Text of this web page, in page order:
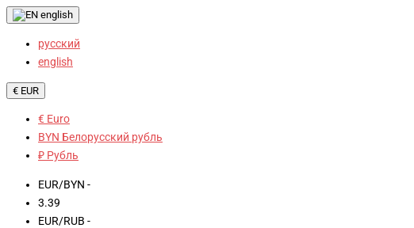
english
русский
english
€ EUR
€ Euro
BYN Белорусский рубль
₽ Рубль
EUR/BYN -
3.39
EUR/RUB -